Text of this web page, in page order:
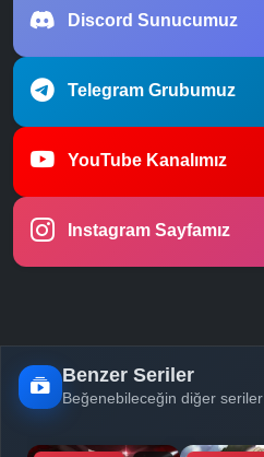
Discord Sunucumuz
Telegram Grubumuz
YouTube Kanalımız
Instagram Sayfamız
Benzer Seriler
Beğenebileceğin diğer seriler